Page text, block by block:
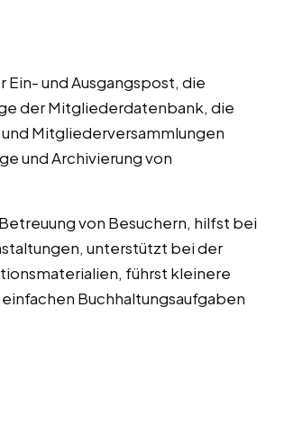
und Ausgangspost, die
der Mitgliederdatenbank, die
Mitgliederversammlungen
und Archivierung von
von Besuchern, hilfst bei
unterstützt bei der
führst kleinere
Buchhaltungsaufgaben